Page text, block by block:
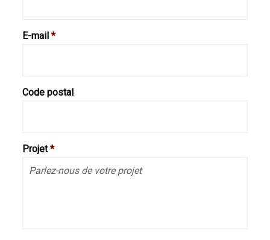
E-mail *
Code postal
Projet *